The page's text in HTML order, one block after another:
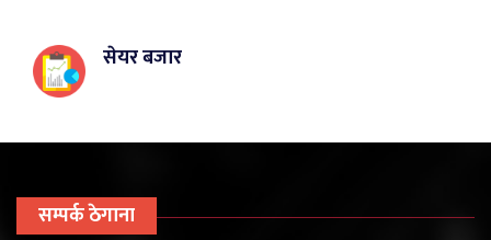
सेयर बजार
सम्पर्क ठेगाना